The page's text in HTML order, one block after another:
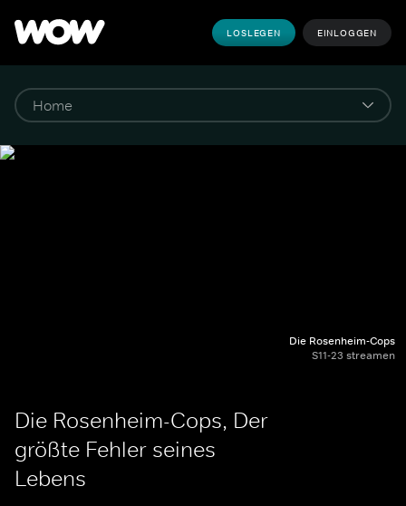
LOSLEGEN EINLOGGEN
Die Rosenheim-Cops
S11-23 streamen
Die Rosenheim-Cops, Der
größte Fehler seines
Lebens